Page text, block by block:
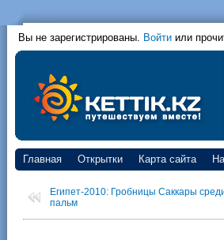
Вы не зарегистрированы. Войти или
Главная Открытки Карта сайта
Египет-2010: Гробницы Саккары
пальм